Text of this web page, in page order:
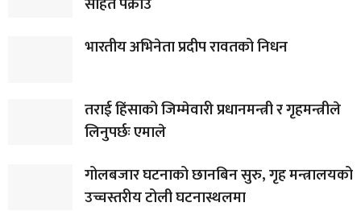
भारतीय अभिनेता प्रदीप रावतको निधन
तराई हिंसाको जिम्मेवारी प्रधानमन्त्री र गृहमन्त्रीले
लिनुपर्छः एमाले
गोलबजार घटनाको छानबिन सुरु, गृह मन्त्रालयको
उच्चस्तरीय टोली घटनास्थलमा